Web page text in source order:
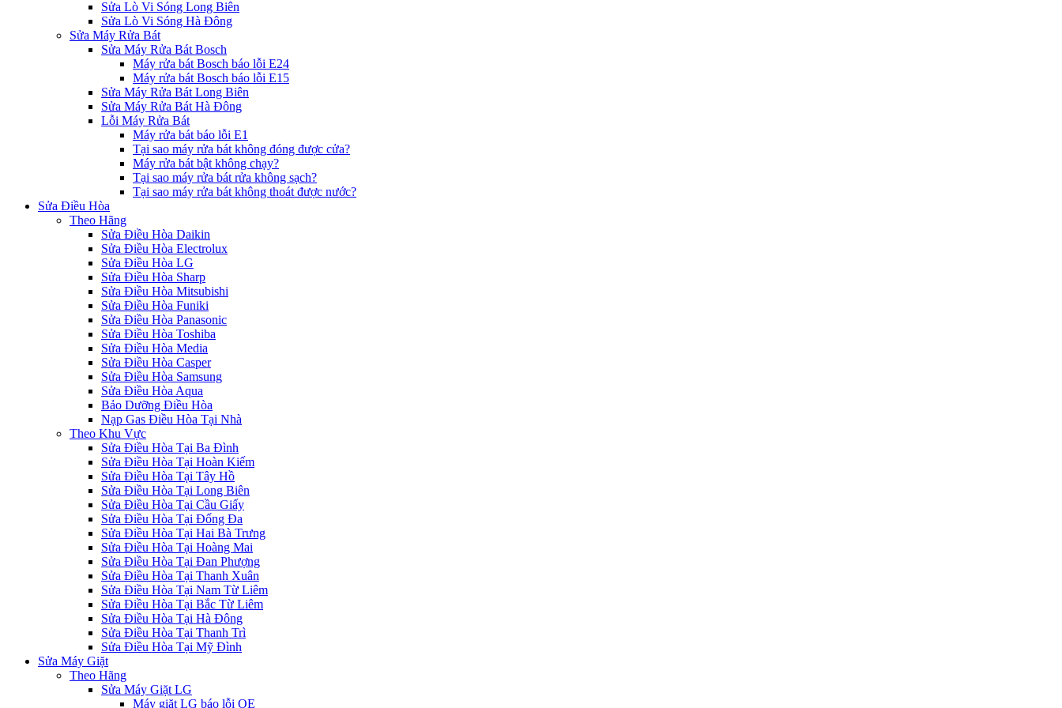
Sửa Lò Vi Sóng Long Biên
Sửa Lò Vi Sóng Hà Đông
Sửa Máy Rửa Bát
Sửa Máy Rửa Bát Bosch
Máy rửa bát Bosch báo lỗi E24
Máy rửa bát Bosch báo lỗi E15
Sửa Máy Rửa Bát Long Biên
Sửa Máy Rửa Bát Hà Đông
Lỗi Máy Rửa Bát
Máy rửa bát báo lỗi E1
Tại sao máy rửa bát không đóng được cửa?
Máy rửa bát bật không chạy?
Tại sao máy rửa bát rửa không sạch?
Tại sao máy rửa bát không thoát được nước?
Sửa Điều Hòa
Theo Hãng
Sửa Điều Hòa Daikin
Sửa Điều Hòa Electrolux
Sửa Điều Hòa LG
Sửa Điều Hòa Sharp
Sửa Điều Hòa Mitsubishi
Sửa Điều Hòa Funiki
Sửa Điều Hòa Panasonic
Sửa Điều Hòa Toshiba
Sửa Điều Hòa Media
Sửa Điều Hòa Casper
Sửa Điều Hòa Samsung
Sửa Điều Hòa Aqua
Bảo Dưỡng Điều Hòa
Nạp Gas Điều Hòa Tại Nhà
Theo Khu Vực
Sửa Điều Hòa Tại Ba Đình
Sửa Điều Hòa Tại Hoàn Kiếm
Sửa Điều Hòa Tại Tây Hồ
Sửa Điều Hòa Tại Long Biên
Sửa Điều Hòa Tại Cầu Giấy
Sửa Điều Hòa Tại Đống Đa
Sửa Điều Hòa Tại Hai Bà Trưng
Sửa Điều Hòa Tại Hoàng Mai
Sửa Điều Hòa Tại Đan Phượng
Sửa Điều Hòa Tại Thanh Xuân
Sửa Điều Hòa Tại Nam Từ Liêm
Sửa Điều Hòa Tại Bắc Từ Liêm
Sửa Điều Hòa Tại Hà Đông
Sửa Điều Hòa Tại Thanh Trì
Sửa Điều Hòa Tại Mỹ Đình
Sửa Máy Giặt
Theo Hãng
Sửa Máy Giặt LG
Máy giặt LG báo lỗi OE